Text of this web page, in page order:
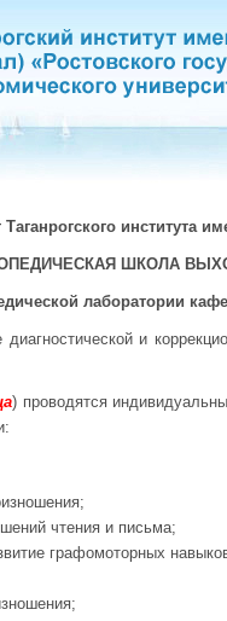
института
ШКОЛА
лаборатории
диагностической и
) проводятся
чтения и письма;
графомоторных